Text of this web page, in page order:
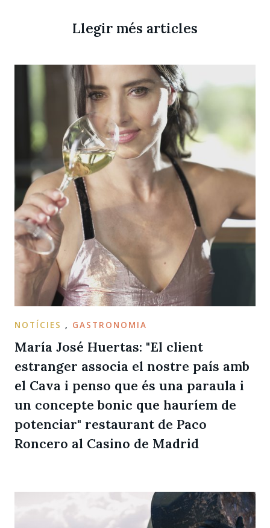
Llegir més articles
NOTÍCIES , GASTRONOMIA
María José Huertas: "El client
estranger associa el nostre país amb
el Cava i penso que és una paraula i
un concepte bonic que hauríem de
potenciar" restaurant de Paco
Roncero al Casino de Madrid